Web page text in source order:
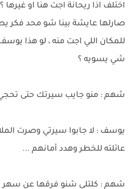
اختلف اذا ريحانة اجت هنا او
صارلها عايشة بينا شو محد فكر
للمكان اللي اجت منه ، لو هذا
شي يسويه ؟
شهم : منو جايب سيرتك حتى
يوسف : لا جابوا سيرتي وصرت
عائلته للخطر وهدد أمانهم ...
شهم : كلتلي شنو فرقها عن سهر